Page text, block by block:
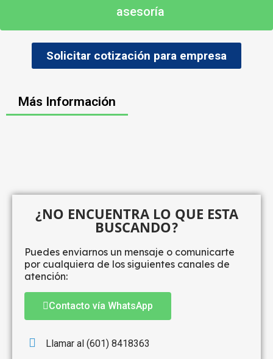
asesoría
Solicitar cotización para empresa
Más Información
¿NO ENCUENTRA LO QUE ESTA
BUSCANDO?
Puedes enviarnos un mensaje o comunicarte
por cualquiera de los siguientes canales de
atención:
Contacto vía WhatsApp
Llamar al (601) 8418363